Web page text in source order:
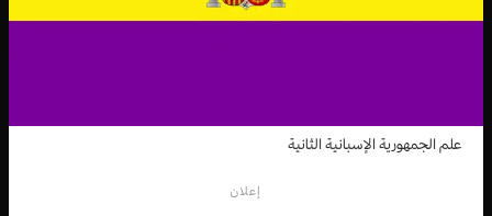
علم الجمهورية الإسبانية الثانية
إعلان